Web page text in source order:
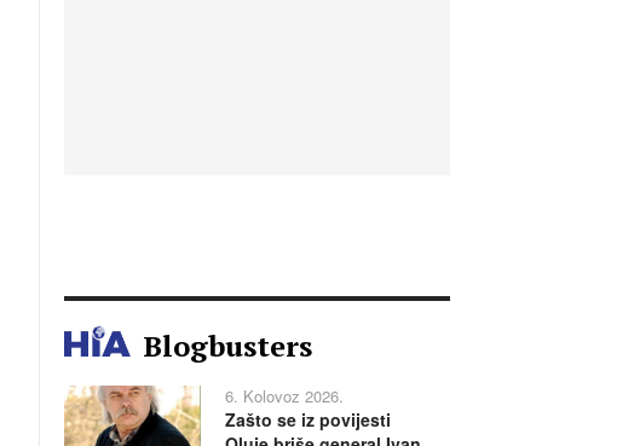
Blogbusters
6. Kolovoz 2026.
Zašto se iz povijesti